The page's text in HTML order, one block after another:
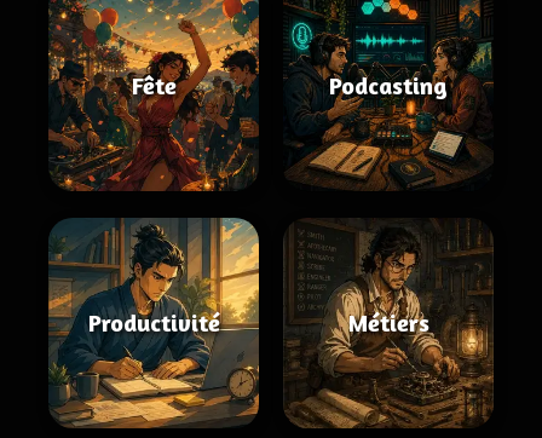
Fête Podcasting
Productivité Métiers